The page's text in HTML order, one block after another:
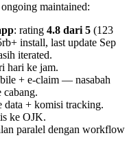
maintained:
: rating 4.8 dari 5 (123
install, last update Sep
iterated.
hari ke jam.
+ e-claim — nasabah
cabang.
data + komisi tracking.
ke OJK.
paralel dengan workflow